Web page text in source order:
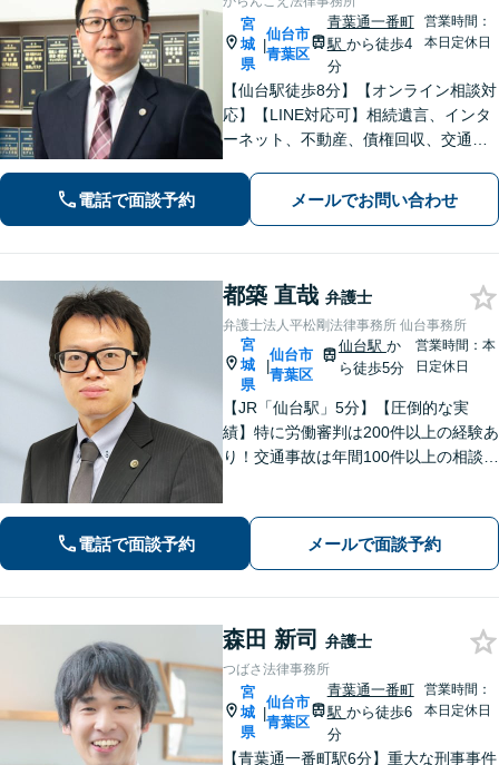
宮
城
県
|
仙台市
青葉区
青葉通一番町
駅 から徒歩4
分
営業時間：
本日定休日
【仙台駅徒歩8分】【オンライン相談対
応】【LINE対応可】相続遺言、インタ
ーネット、不動産、債権回収、交通事
バイダ責任制限法の発信者情報開示命
令制度に対応しています。
電話で面談予約 メールでお問い合わせ
都築 直哉 弁護士
弁護士法人平松剛法律事務所 仙台事務所
宮
城
県
|
仙台市
青葉区
仙台駅 か
ら徒歩5分
営業時間：本
日定休日
【JR「仙台駅」5分】【圧倒的な実
績】特に労働審判は200件以上の経験あ
り！交通事故は年間100件以上の相談対
士資格あり】【中小企業診断士資格あ
り】【東北大学法学研究科助教も経
電話で面談予約 メールで面談予約
森田 新司 弁護士
つばさ法律事務所
宮
城
県
|
仙台市
青葉区
青葉通一番町
駅 から徒歩6
分
営業時間：
本日定休日
【青葉通一番町駅6分】重大な刑事事件